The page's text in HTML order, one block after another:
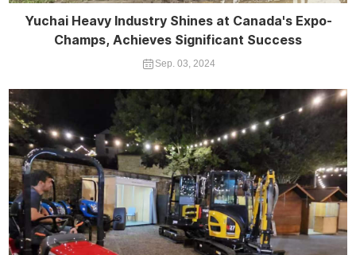
Yuchai Heavy Industry Shines at Canada's Expo-
Champs, Achieves Significant Success
Sep. 03, 2024